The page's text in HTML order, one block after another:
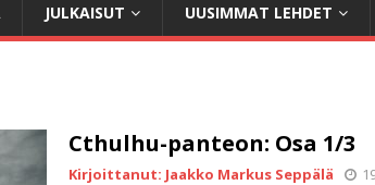
JULKAISUT UUSIMMAT LEHDET
Cthulhu-panteon: Osa 1/3
Kirjoittanut: Jaakko Markus Seppälä